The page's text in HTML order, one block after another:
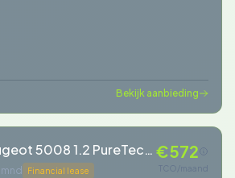
Bekijk aanbieding
5008 1.2 PureTech
mnd Financial lease
€572
TCO/maand